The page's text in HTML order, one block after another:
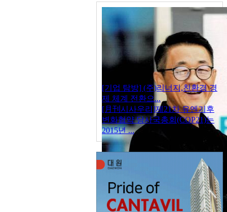
[기업 탐방] (주)리너지,친환경 경
제 체계 전환으...
[月刊시사우리]제21차 유엔기후
변화협약 당사국총회(COP21)는
2015년 ...